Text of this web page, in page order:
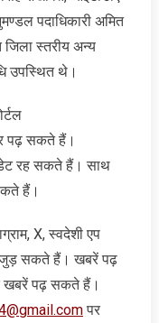
पदाधिकारी अमित
जिला स्तरीय अन्य
उपस्थित थे।
पढ़ सकते हैं।
रह सकते हैं। साथ
हैं।
X, स्‍वदेशी एप
जुड़ सकते हैं। खबरें पढ़
खबरें पढ़ सकते हैं।
पर